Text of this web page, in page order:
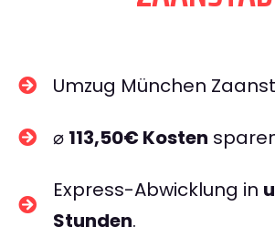
Umzug München
⌀ 113,50€ Kosten
Express-Abwicklung in
Stunden.